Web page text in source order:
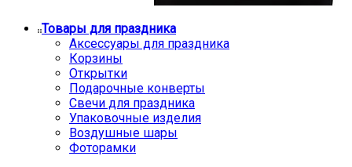
Товары для праздника
Аксессуары для праздника
Корзины
Открытки
Подарочные конверты
Свечи для праздника
Упаковочные изделия
Воздушные шары
Фоторамки